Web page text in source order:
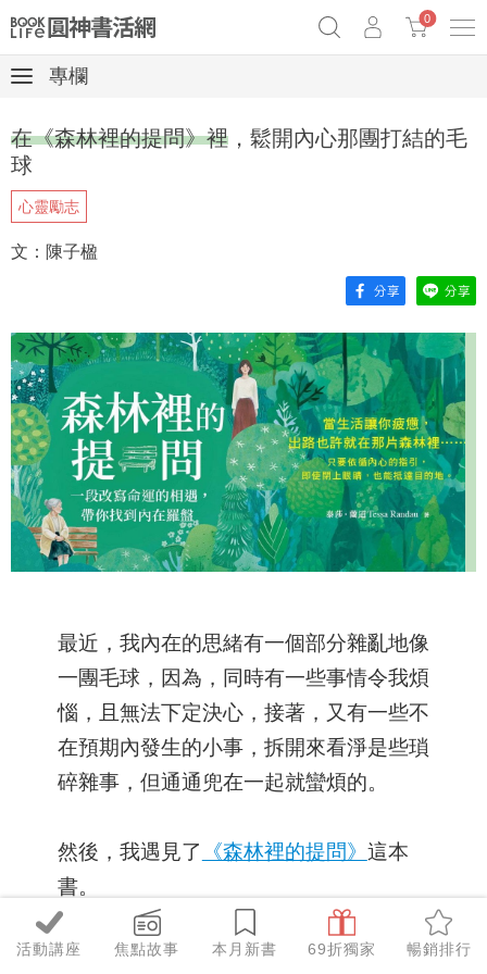
Netflix話題章魚小說！
0
活動講座 焦點故事 本月新書 69折獨家 暢銷排行
專欄
在《森林裡的提問》裡，鬆開內心那團打結的毛
球
心靈勵志
文：陳子楹
最近，我內在的思緒有一個部分雜亂地像
一團毛球，因為，同時有一些事情令我煩
惱，且無法下定決心，接著，又有一些不
在預期內發生的小事，拆開來看淨是些瑣
碎雜事，但通通兜在一起就蠻煩的。
然後，我遇見了 《森林裡的提問》 這本
書。
本文重點